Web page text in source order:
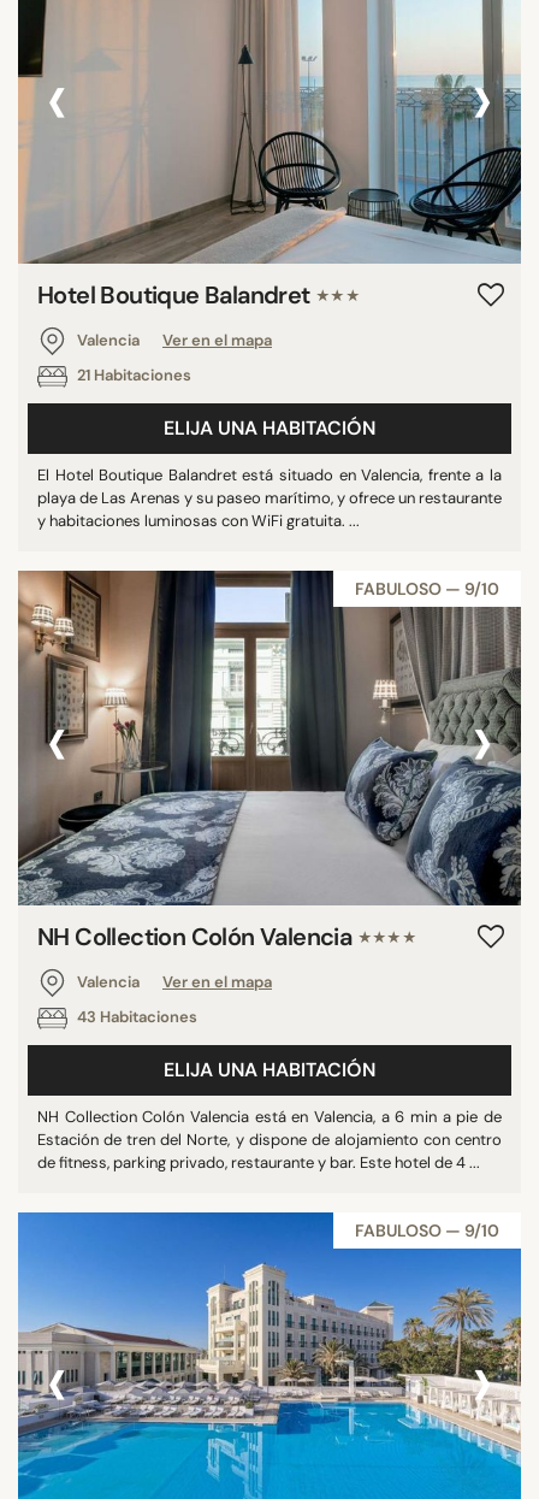
‹ ›
Hotel Boutique Balandret ★★★
Valencia
Ver en el mapa
21 Habitaciones
ELIJA UNA HABITACIÓN
El Hotel Boutique Balandret está situado en Valencia, frente a la
playa de Las Arenas y su paseo marítimo, y ofrece un restaurante
y habitaciones luminosas con WiFi gratuita. ...
FABULOSO — 9/10
‹ ›
NH Collection Colón Valencia ★★★★
Valencia
Ver en el mapa
43 Habitaciones
ELIJA UNA HABITACIÓN
NH Collection Colón Valencia está en Valencia, a 6 min a pie de
Estación de tren del Norte, y dispone de alojamiento con centro
de fitness, parking privado, restaurante y bar. Este hotel de 4 ...
FABULOSO — 9/10
‹ ›